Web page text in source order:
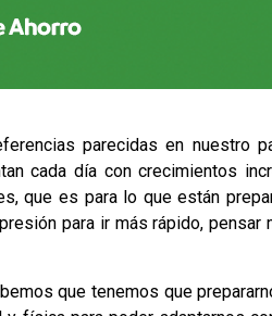
parecidas en nuestro
cada día con crecimientos
que es para lo que están
para ir más rápido, pensar
que tenemos que